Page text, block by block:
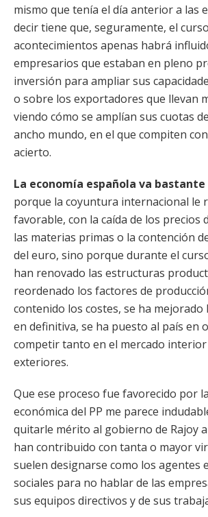
mismo que tenía el día anterior a las
decir tiene que, seguramente, el
acontecimientos apenas habrá
empresarios que estaban en pleno
inversión para ampliar sus
o sobre los exportadores que llevan
viendo cómo se amplían sus cuotas
ancho mundo, en el que compiten
acierto.
La economía española va bastante
porque la coyuntura internacional le
favorable, con la caída de los precios
las materias primas o la contención
del euro, sino porque durante el
han renovado las estructuras
reordenado los factores de
contenido los costes, se ha mejorado
en definitiva, se ha puesto al país en
competir tanto en el mercado interior
exteriores.
Que ese proceso fue favorecido por
económica del PP me parece
quitarle mérito al gobierno de Rajoy
han contribuido con tanta o mayor
suelen designarse como los agentes
sociales para no hablar de las
sus equipos directivos y de sus